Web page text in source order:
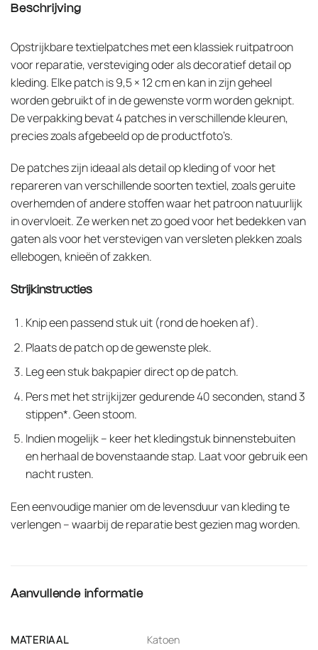
Beschrijving
Opstrijkbare textielpatches met een klassiek ruitpatroon
voor reparatie, versteviging oder als decoratief detail op
kleding. Elke patch is 9,5 × 12 cm en kan in zijn geheel
worden gebruikt of in de gewenste vorm worden geknipt.
De verpakking bevat 4 patches in verschillende kleuren,
precies zoals afgebeeld op de productfoto’s.
De patches zijn ideaal als detail op kleding of voor het
repareren van verschillende soorten textiel, zoals geruite
overhemden of andere stoffen waar het patroon natuurlijk
in overvloeit. Ze werken net zo goed voor het bedekken van
gaten als voor het verstevigen van versleten plekken zoals
ellebogen, knieën of zakken.
Strijkinstructies
Knip een passend stuk uit (rond de hoeken af).
Plaats de patch op de gewenste plek.
Leg een stuk bakpapier direct op de patch.
Pers met het strijkijzer gedurende 40 seconden, stand 3
stippen*. Geen stoom.
Indien mogelijk – keer het kledingstuk binnenstebuiten
en herhaal de bovenstaande stap. Laat voor gebruik een
nacht rusten.
Een eenvoudige manier om de levensduur van kleding te
verlengen – waarbij de reparatie best gezien mag worden.
Aanvullende informatie
MATERIAAL Katoen